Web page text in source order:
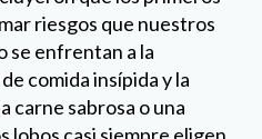
experimentaran un
estilo de vida
actual de husmear en la
miles de años, cuando
los lobos.